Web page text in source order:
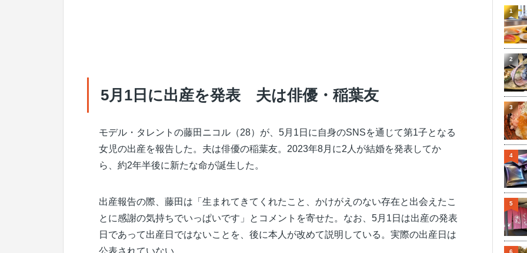
5月1日に出産を発表 夫は俳優・稲葉友
モデル・タレントの藤田ニコル（28）が、5月1日に自身のSNSを通じて第1子となる
女児の出産を報告した。夫は俳優の稲葉友。2023年8月に2人が結婚を発表してか
ら、約2年半後に新たな命が誕生した。
出産報告の際、藤田は「生まれてきてくれたこと、かけがえのない存在と出会えたこ
とに感謝の気持ちでいっぱいです」とコメントを寄せた。なお、5月1日は出産の発表
日であって出産日ではないことを、後に本人が改めて説明している。実際の出産日は
公表されていない。
1
2
3
4
5
6